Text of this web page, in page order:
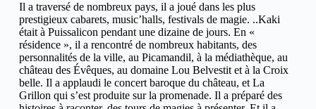
Il a traversé de nombreux pays, il a joué dans les plus
prestigieux cabarets, music’halls, festivals de magie. ..Kaki
était à Puissalicon pendant une dizaine de jours. En «
résidence », il a rencontré de nombreux habitants, des
personnalités de la ville, au Picamandil, à la médiathèque, au
château des Évêques, au domaine Lou Belvestit et à la Croix
belle. Il a applaudi le concert baroque du château, et La
Grillon qui s’est produite sur la promenade. Il a préparé des